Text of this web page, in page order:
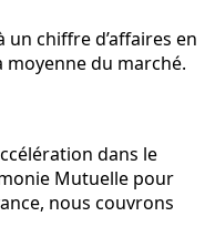
un chiffre d’affaires en
moyenne du marché.
dans le
Mutuelle pour
nous couvrons